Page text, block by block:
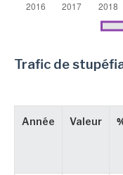
Trafic de
Année Valeur